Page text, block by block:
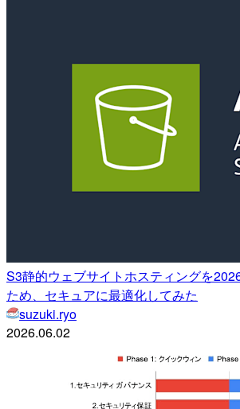
S3静的ウェブサイトホスティングを
ため、セキュアに最適化してみた
suzuki.ryo
2026.06.02